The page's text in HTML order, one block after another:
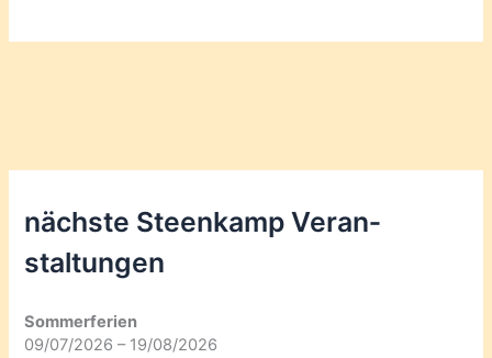
nächste Steenkamp Veran­
staltungen
Sommerferien
09/07/2026 – 19/08/2026